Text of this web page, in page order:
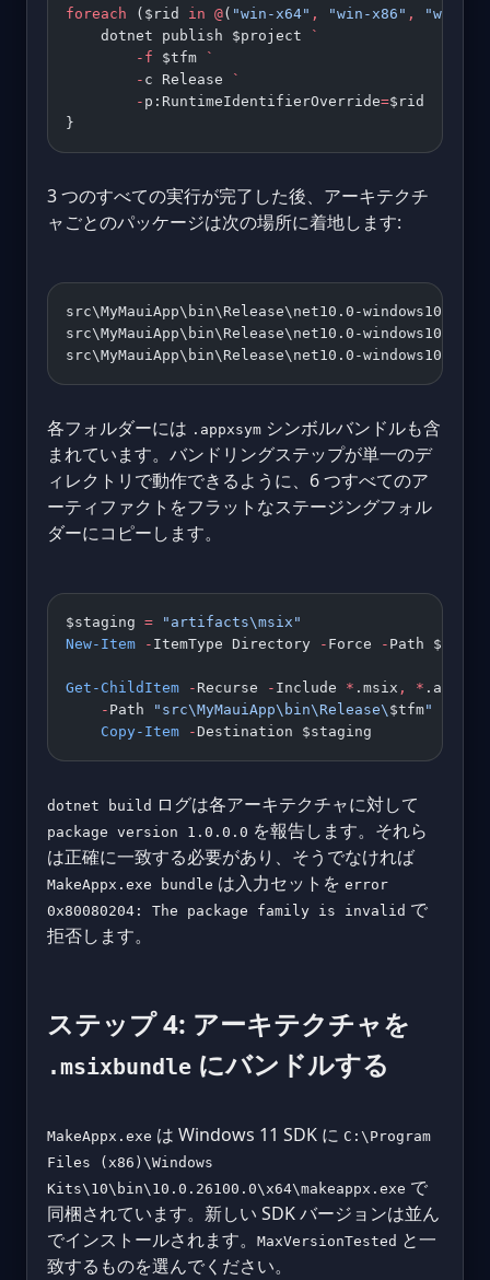
foreach ($rid in @( "win-x64" , "win-x86" ,
"win-
    dotnet publish $project
`
        -f
$tfm
`
        -
c Release
`
        -
p:RuntimeIdentifierOverride=$rid
}
3 つのすべての実行が完了した後、アーキテクチ
ャごとのパッケージは次の場所に着地します:
src\MyMauiApp\bin\Release\net10.0-
src\MyMauiApp\bin\Release\net10.0-
src\MyMauiApp\bin\Release\net10.0-
各フォルダーには .appxsym シンボルバンドルも含
まれています。バンドリングステップが単一のデ
ィレクトリで動作できるように、6 つすべてのア
ーティファクトをフラットなステージングフォル
ダーにコピーします。
$staging = "artifacts\msix"
New-Item - ItemType Directory - Force - Path
Get-ChildItem - Recurse - Include * .msix , *
    -
Path "src\MyMauiApp\bin\Release\ $tfm"
    Copy-Item
-Destination $staging
dotnet build ログは各アーキテクチャに対して
package version 1.0.0.0 を報告します。それら
は正確に一致する必要があり、そうでなければ
MakeAppx.exe bundle は入力セットを error
0x80080204: The package family is invalid で
拒否します。
ステップ 4: アーキテクチャを
.msixbundle にバンドルする
MakeAppx.exe は Windows 11 SDK に C:\Program
Files (x86)\Windows
Kits\10\bin\10.0.26100.0\x64\makeappx.exe で
同梱されています。新しい SDK バージョンは並ん
でインストールされます。
MaxVersionTested と一
致するものを選んでください。